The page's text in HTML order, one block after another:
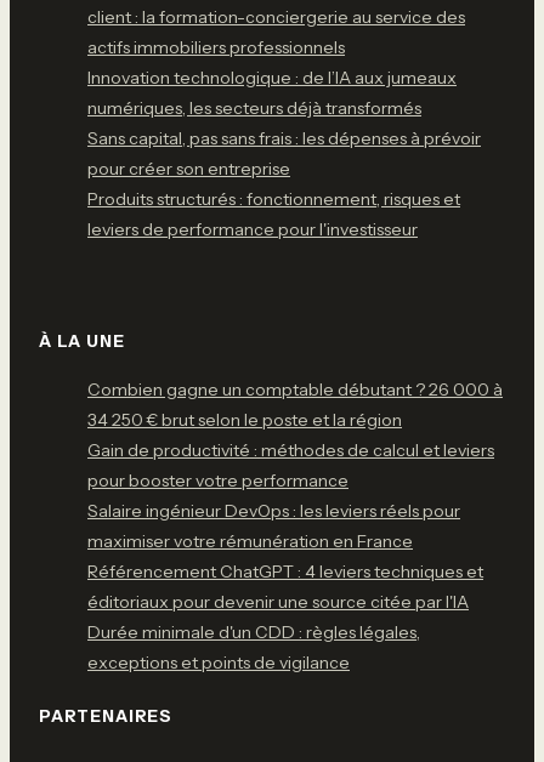
client : la formation-conciergerie au service des
actifs immobiliers professionnels
Innovation technologique : de l’IA aux jumeaux
numériques, les secteurs déjà transformés
Sans capital, pas sans frais : les dépenses à prévoir
pour créer son entreprise
Produits structurés : fonctionnement, risques et
leviers de performance pour l'investisseur
À LA UNE
Combien gagne un comptable débutant ? 26 000 à
34 250 € brut selon le poste et la région
Gain de productivité : méthodes de calcul et leviers
pour booster votre performance
Salaire ingénieur DevOps : les leviers réels pour
maximiser votre rémunération en France
Référencement ChatGPT : 4 leviers techniques et
éditoriaux pour devenir une source citée par l'IA
Durée minimale d'un CDD : règles légales,
exceptions et points de vigilance
PARTENAIRES